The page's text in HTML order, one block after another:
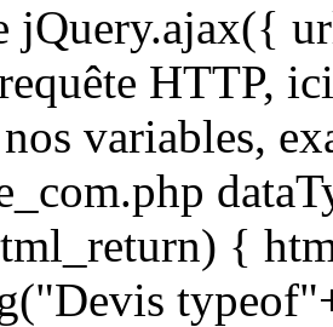
jQuery.ajax({
HTTP,
variables,
{